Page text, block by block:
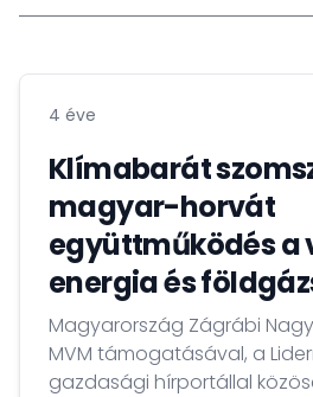
4 éve
Klímabarát
magyar-horvát
együttműködés a
energia és
Magyarország Zágrábi
MVM támogatásával, a
gazdasági hírportállal